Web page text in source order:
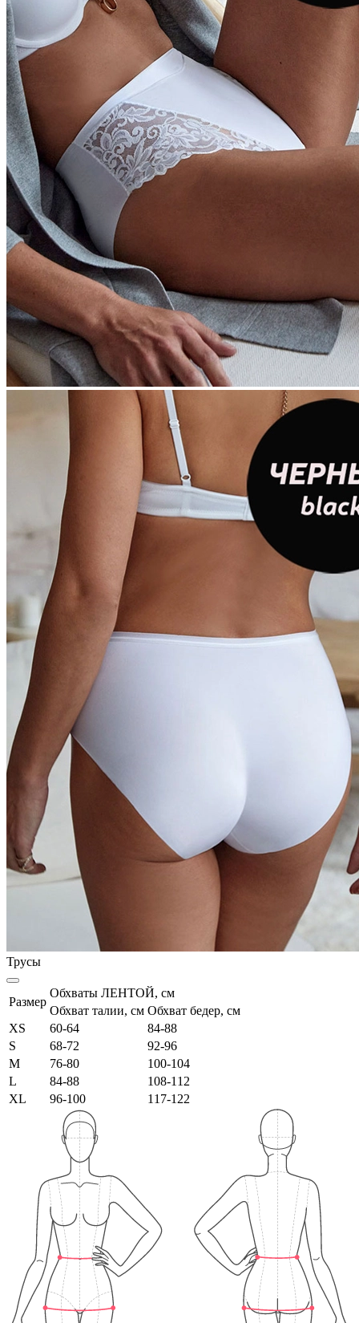
Трусы
Размер
Обхваты ЛЕНТОЙ, см
Обхват талии, см Обхват бедер, см
XS
60-64
84-88
S
68-72
92-96
M
76-80
100-104
L
84-88
108-112
XL
96-100 117-122